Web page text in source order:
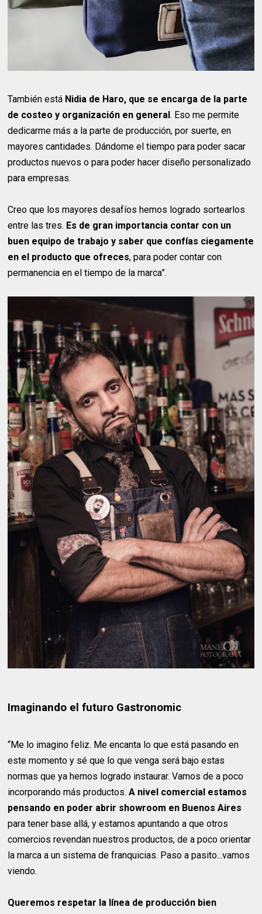
También está Nidia de Haro, que se encarga de la parte
de costeo y organización en general. Eso me permite
dedicarme más a la parte de producción, por suerte, en
mayores cantidades. Dándome el tiempo para poder sacar
productos nuevos o para poder hacer diseño personalizado
para empresas.
Creo que los mayores desafíos hemos logrado sortearlos
entre las tres. Es de gran importancia contar con un
buen equipo de trabajo y saber que confías ciegamente
en el producto que ofreces, para poder contar con
permanencia en el tiempo de la marca”.
Imaginando el futuro Gastronomic
“Me lo imagino feliz. Me encanta lo que está pasando en
este momento y sé que lo que venga será bajo estas
normas que ya hemos logrado instaurar. Vamos de a poco
incorporando más productos.A nivel comercial estamos
pensando en poder abrir showroom en Buenos Aires
para tener base allá, y estamos apuntando a que otros
comercios revendan nuestros productos, de a poco orientar
la marca a un sistema de franquicias. Paso a pasito...vamos
viendo.
Queremos respetar la línea de producción bien